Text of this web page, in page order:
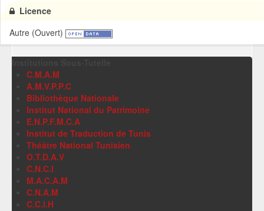
Licence
Autre (Ouvert)
C.M.A.M
A.M.V.P.P.C
Bibliothèque Nationale
Institut National du Patrimoine
E.N.P.F.M.C.A
Institut de Traduction de Tunis
Théâtre National Tunisien
O.T.D.A.V
C.N.C.I
M.A.C.A.M
C.N.A.M
C.C.I.H